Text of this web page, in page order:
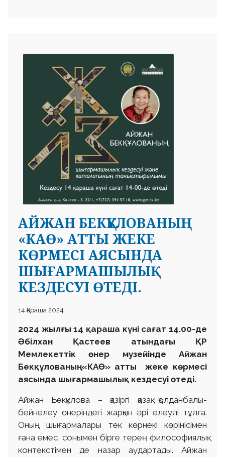
АЙЖАН БЕКҚҰЛОВАНЫҢ
«КАӨ» АТТЫ ЖЕКЕ
КӨРМЕСІ АЯСЫНДА
ШЫҒАРМАШЫЛЫҚ
КЕЗДЕСУІ ӨТЕДІ.
14 Қараша 2024
2024 жылғы 14 қараша күні сағат 14.00-де
Әбілхан Қастеев атындағы ҚР
Мемлекеттік өнер музейінде Айжан
Бекқұлованың «КАӨ» атты жеке көрмесі
аясында шығармашылық кездесуі өтеді.
Айжан Бекқұлова – қазіргі қазақ қолданбалы-
бейнелеу өнеріндегі жарқын әрі елеулі тұлға.
Оның шығармалары тек көрнекі көрінісімен
ғана емес, сонымен бірге терең философиялық
контекстімен де назар аудартады. Айжан